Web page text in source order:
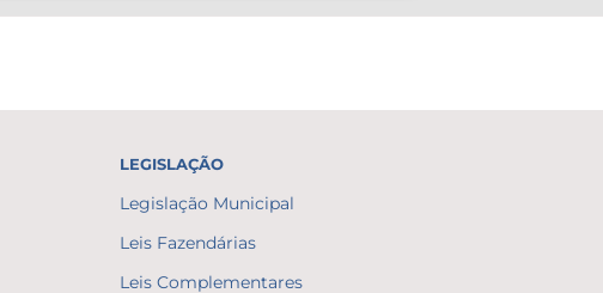
LEGISLAÇÃO
Legislação Municipal
Leis Fazendárias
Leis Complementares